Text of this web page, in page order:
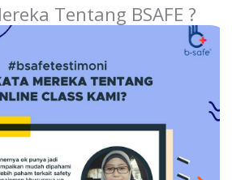
Tentang BSAFE ?